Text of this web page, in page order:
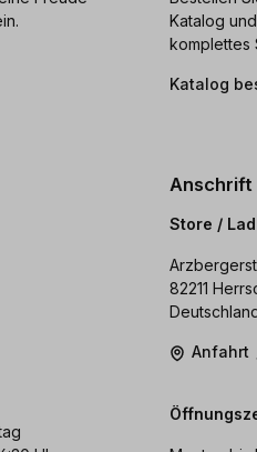
Katalog
komplettes
Katalog
Anschrift
Store /
82211
Anfahrt